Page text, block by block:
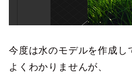
今度は水のモデルを作成し
よくわかりませんが、